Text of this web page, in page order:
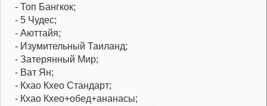
- Топ Бангкок;
- 5 Чудес;
- Аюттайя;
- Изумительный Таиланд;
- Затерянный Мир;
- Ват Ян;
- Кхао Кхео Стандарт;
- Кхао Кхео+обед+ананасы;